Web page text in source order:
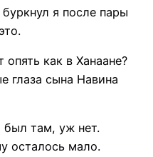
я после пары
как в Ханаане?
глаза сына Навина
был там, уж нет.
осталось мало.